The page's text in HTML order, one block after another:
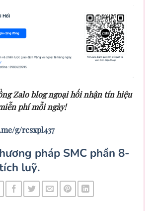
Zalo blog ngoại hối nhận tín hiệu
phí mỗi ngày!
g/rcsxpl437
pháp SMC phần 8-
luỹ.